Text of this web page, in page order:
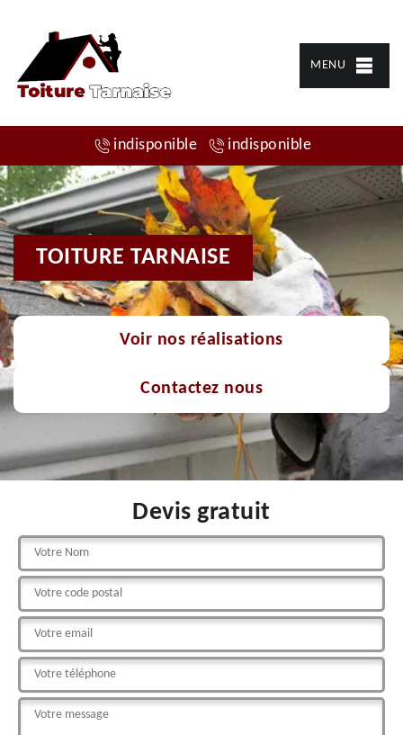
MENU
indisponible indisponible
TOITURE TARNAISE
Voir nos réalisations
Contactez nous
Devis gratuit